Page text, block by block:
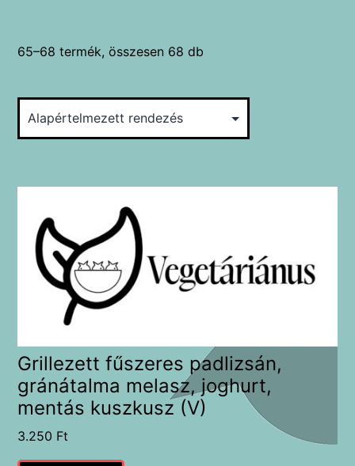
65–68 termék, összesen 68 db
Grillezett fűszeres padlizsán,
gránátalma melasz, joghurt,
mentás kuszkusz (V)
3.250 Ft